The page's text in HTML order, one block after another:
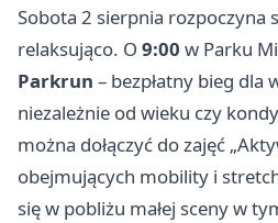
Sobota 2 sierpnia rozpoczyna
relaksująco. O 9:00 w Parku
Parkrun – bezpłatny bieg dla
niezależnie od wieku czy
można dołączyć do zajęć
obejmujących mobility i
się w pobliżu małej sceny w